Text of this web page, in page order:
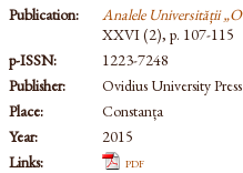
Publication:
Analele Universității
XXVI (2), p. 107-115
p-ISSN:
1223-7248
Publisher:
Ovidius University Press
Place:
Constanța
Year:
2015
Links:
pdf